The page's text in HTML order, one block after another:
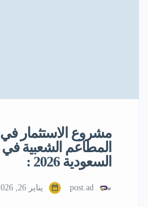
مشروع الاستثمار في
المطاعم الشعبية في
السعودية 2026 :
post.ad يناير 26, 2026